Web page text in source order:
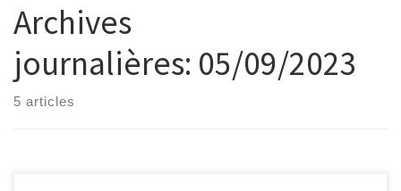
Archives
journalières: 05/09/2023
5 articles